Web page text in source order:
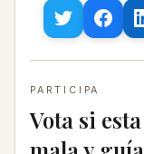
PARTICIPA
Vota si